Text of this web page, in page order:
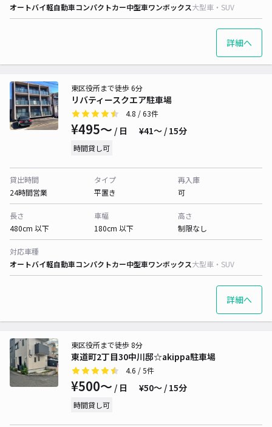
オートバイ軽自動車コンパクトカー中型車ワンボックス大型車・SUV
詳細へ
リバティースクエア駐車場
東区役所まで徒歩 6分
4.8 / 63件
¥495〜 / 日 ¥41〜 / 15分
時間貸し可
貸出時間
24時間営業
タイプ
平置き
再入庫
可
長さ
480cm 以下
車幅
180cm 以下
高さ
制限なし
対応車種
オートバイ軽自動車コンパクトカー中型車ワンボックス大型車・SUV
詳細へ
東道町2丁目30中川邸☆akippa駐車場
東区役所まで徒歩 8分
4.6 / 5件
¥500〜 / 日 ¥50〜 / 15分
時間貸し可